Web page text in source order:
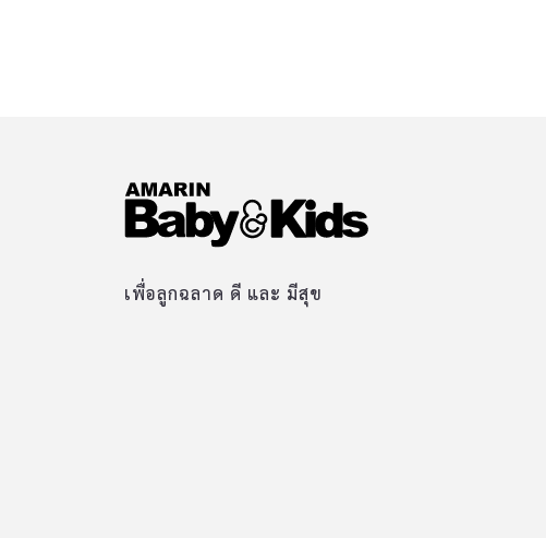
เพื่อลูกฉลาด ดี และ มีสุข